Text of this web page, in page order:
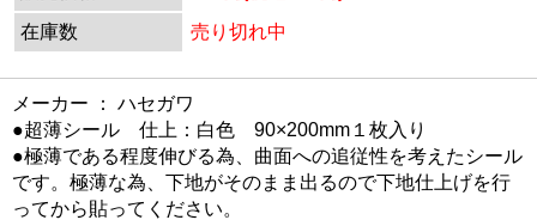
在庫数
売り切れ中
メーカー ： ハセガワ
●超薄シール 仕上：白色 90×200mm１枚入り
●極薄である程度伸びる為、曲面への追従性を考えたシール
です。極薄な為、下地がそのまま出るので下地仕上げを行
ってから貼ってください。